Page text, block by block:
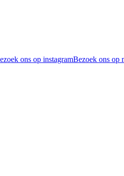
ons op instagramBezoek ons op